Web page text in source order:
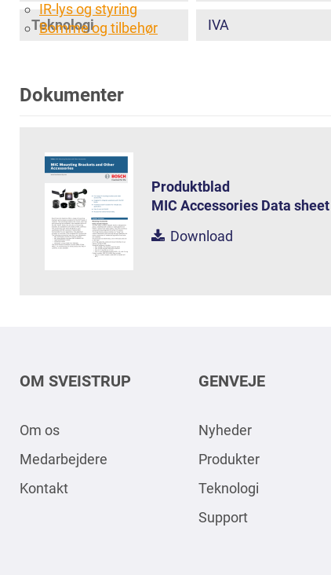
IR-lys og styring
Bomme og tilbehør
Teknologi IVA
Dokumenter
Produktblad
MIC Accessories Data
Download
OM SVEISTRUP
Om os
Medarbejdere
Kontakt
GENVEJE
Nyheder
Produkter
Teknologi
Support